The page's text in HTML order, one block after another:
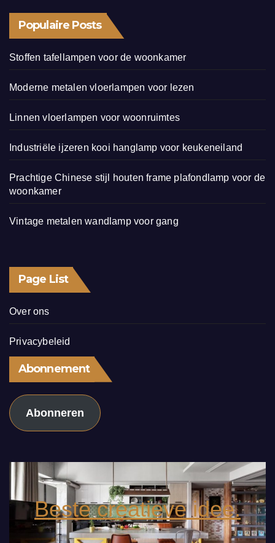
Populaire Posts
Stoffen tafellampen voor de woonkamer
Moderne metalen vloerlampen voor lezen
Linnen vloerlampen voor woonruimtes
Industriële ijzeren kooi hanglamp voor keukeneiland
Prachtige Chinese stijl houten frame plafondlamp voor de
woonkamer
Vintage metalen wandlamp voor gang
Page List
Over ons
Privacybeleid
Abonnement
Abonneren
Beste creatieve idee.